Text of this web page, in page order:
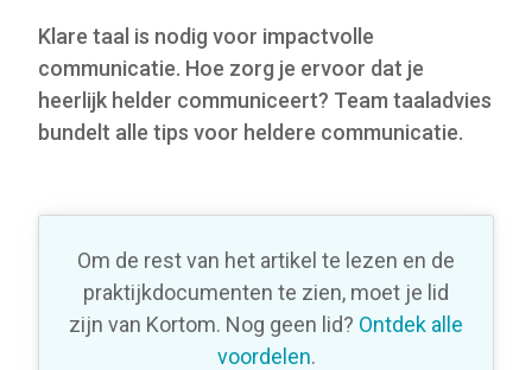
Klare taal is nodig voor impactvolle
communicatie. Hoe zorg je ervoor dat je
heerlijk helder communiceert? Team taaladvies
bundelt alle tips voor heldere communicatie.
Om de rest van het artikel te lezen en de
praktijkdocumenten te zien, moet je lid
zijn van Kortom. Nog geen lid? Ontdek alle
voordelen.